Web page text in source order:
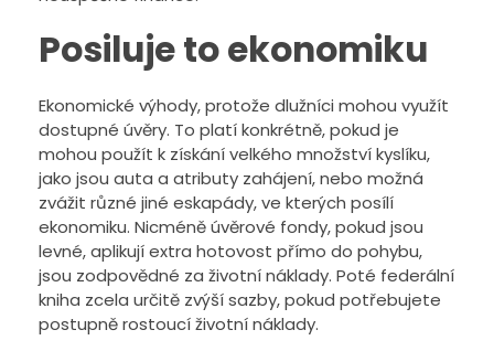
Posiluje to ekonomiku
Ekonomické výhody, protože dlužníci mohou využít
dostupné úvěry. To platí konkrétně, pokud je
mohou použít k získání velkého množství kyslíku,
jako jsou auta a atributy zahájení, nebo možná
zvážit různé jiné eskapády, ve kterých posílí
ekonomiku. Nicméně úvěrové fondy, pokud jsou
levné, aplikují extra hotovost přímo do pohybu,
jsou zodpovědné za životní náklady. Poté federální
kniha zcela určitě zvýší sazby, pokud potřebujete
postupně rostoucí životní náklady.